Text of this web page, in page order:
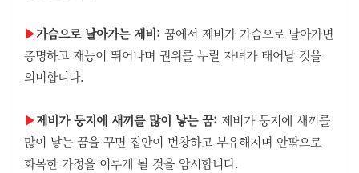
▶가슴으로 날아가는 제비: 꿈에서 제비가 가슴으로 날아가면
총명하고 재능이 뛰어나며 권위를 누릴 자녀가 태어날 것을
의미합니다.
▶제비가 둥지에 새끼를 많이 낳는 꿈: 제비가 둥지에 새끼를
많이 낳는 꿈을 꾸면 집안이 번창하고 부유해지며 안팎으로
화목한 가정을 이루게 될 것을 암시합니다.